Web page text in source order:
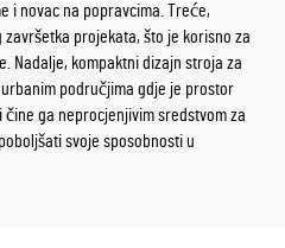
i novac na popravcima. Treće,
projekata, što je korisno za
Nadalje, kompaktni dizajn stroja za
područjima gdje je prostor
ga neprocjenjivim sredstvom za
svoje sposobnosti u